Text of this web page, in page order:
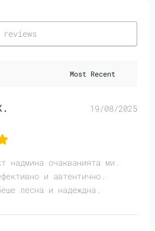
19/08/2025
надмина очакванията ми.
и автентично.
лесна и надеждна.